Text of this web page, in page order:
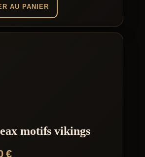
AU PANIER
motifs vikings
€